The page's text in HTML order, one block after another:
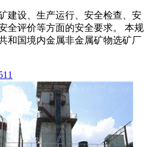
建设、生产运行、安全检查、安
全评价等方面的安全要求。 本规
和国境内金属非金属矿物选矿厂